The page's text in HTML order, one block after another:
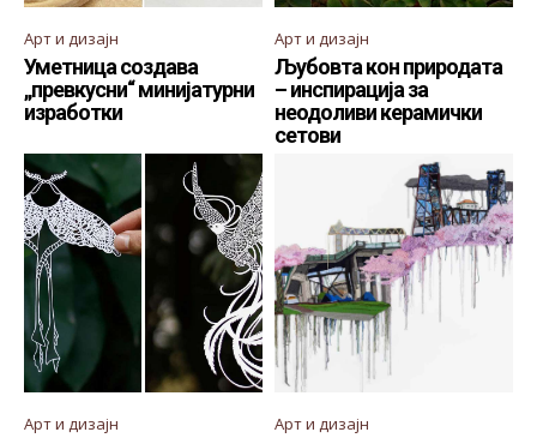
Арт и дизајн
Уметница создава
„превкусни“ минијатурни
изработки
Арт и дизајн
Љубовта кон природата
– инспирација за
неодоливи керамички
сетови
Арт и дизајн Арт и дизајн